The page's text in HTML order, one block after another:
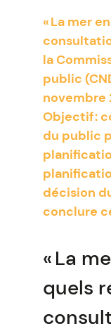
« La mer
la
public
novembre
Objectif :
du public
décision
conclure
« La
quels